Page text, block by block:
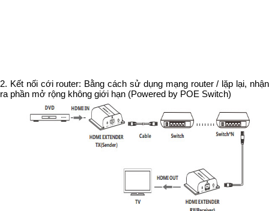
2. Kết nối cới router: Bằng cách sử dụng mạng router / lặp lại, nhận
ra phần mở rộng không giới hạn (Powered by POE Switch)